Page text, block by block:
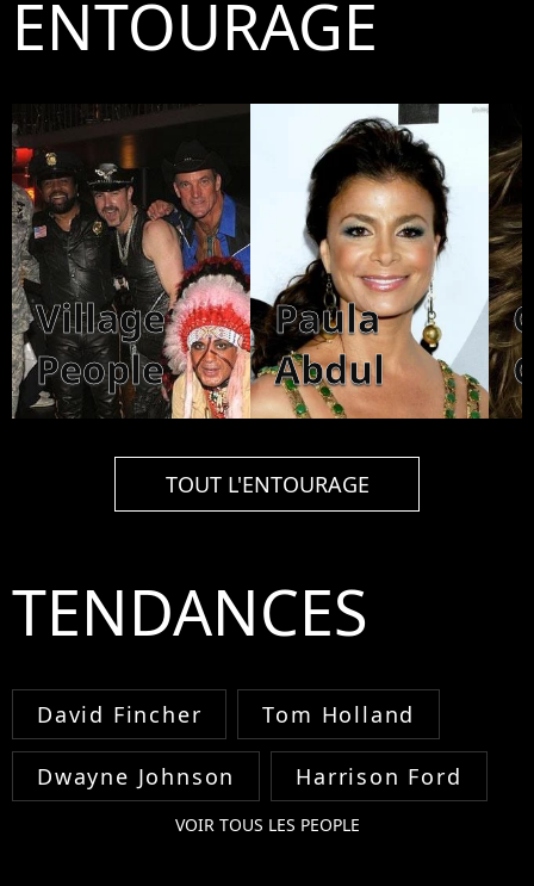
ENTOURAGE
Village
People
Paula
Abdul
TOUT L'ENTOURAGE
TENDANCES
David Fincher Tom Holland
Dwayne Johnson Harrison Ford
VOIR TOUS LES PEOPLE